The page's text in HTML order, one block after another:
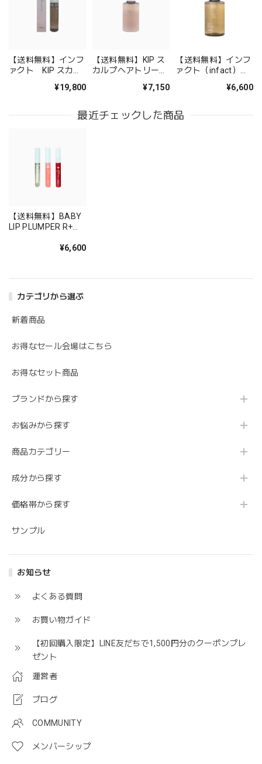
カテゴリから選ぶ
新着商品
お得なセール会場はこちら
お得なセット商品
ブランドから探す
お悩みから探す
商品カテゴリー
成分から探す
価格帯から探す
サンプル
お知らせ
よくある質問
お買い物ガイド
【初回購入限定】LINE友だちで1,500円分のクーポンプレ
ゼント
運営者
ブログ
COMMUNITY
メンバーシップ
【送料無料】インフ
ァクト KIP スカル
¥19,800
【送料無料】KIP ス
カルプヘアトリート
¥7,150
【送料無料】インフ
ァクト（infact）
¥6,600
最近チェックした商品
【送料無料】BABY
LIP PLUMPER R+
¥6,600